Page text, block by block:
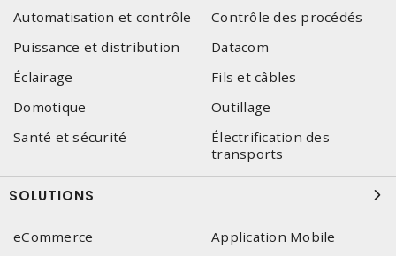
Automatisation et contrôle
Contrôle des procédés
Puissance et distribution
Datacom
Éclairage
Fils et câbles
Domotique
Outillage
Santé et sécurité
Électrification des
transports
SOLUTIONS
eCommerce
Application Mobile